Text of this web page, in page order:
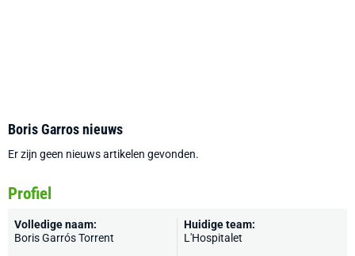
Boris Garros nieuws
Er zijn geen nieuws artikelen gevonden.
Profiel
Volledige naam:
Boris Garrós Torrent
Huidige team:
L'Hospitalet